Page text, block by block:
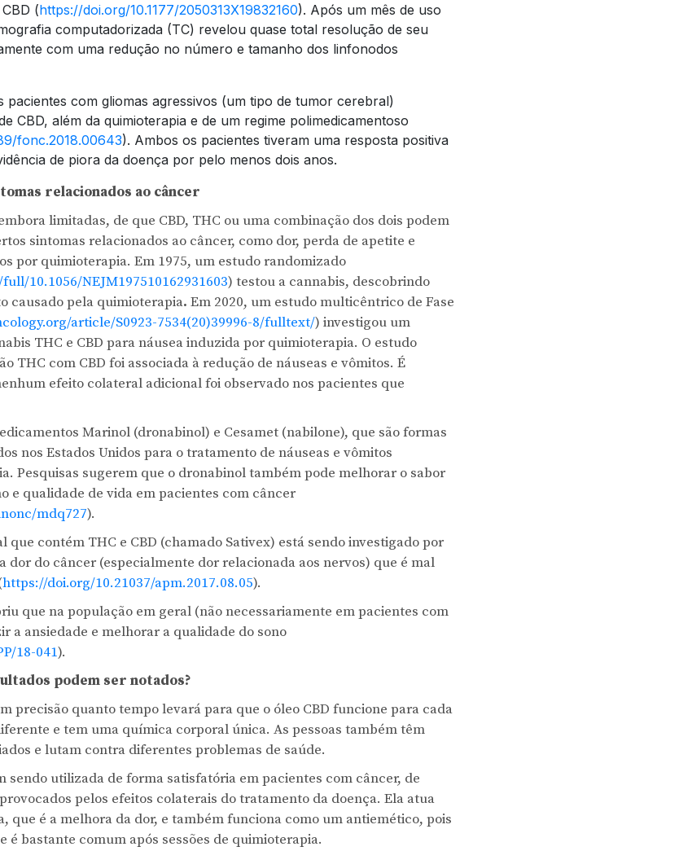
(https://doi.org/10.1177/2050313X19832160). Após um mês de uso
computadorizada (TC) revelou quase total resolução de seu
com uma redução no número e tamanho dos linfonodos
pacientes com gliomas agressivos (um tipo de tumor cerebral)
CBD, além da quimioterapia e de um regime polimedicamentoso
fonc.2018.00643). Ambos os pacientes tiveram uma resposta positiva
de piora da doença por pelo menos dois anos.
relacionados ao câncer
limitadas, de que CBD, THC ou uma combinação dos dois podem
sintomas relacionados ao câncer, como dor, perda de apetite e
por quimioterapia. Em 1975, um estudo randomizado
10.1056/NEJM197510162931603) testou a cannabis, descobrindo
causado pela quimioterapia. Em 2020, um estudo multicêntrico de Fase
article/S0923-7534(20)39996-8/fulltext/) investigou um
THC e CBD para náusea induzida por quimioterapia. O estudo
THC com CBD foi associada à redução de náuseas e vômitos. É
efeito colateral adicional foi observado nos pacientes que
Marinol (dronabinol) e Cesamet (nabilone), que são formas
nos Estados Unidos para o tratamento de náuseas e vômitos
Pesquisas sugerem que o dronabinol também pode melhorar o sabor
e qualidade de vida em pacientes com câncer
mdq727).
que contém THC e CBD (chamado Sativex) está sendo investigado por
dor do câncer (especialmente dor relacionada aos nervos) que é mal
https://doi.org/10.21037/apm.2017.08.05).
que na população em geral (não necessariamente em pacientes com
a ansiedade e melhorar a qualidade do sono
18-041).
podem ser notados?
precisão quanto tempo levará para que o óleo CBD funcione para cada
e tem uma química corporal única. As pessoas também têm
e lutam contra diferentes problemas de saúde.
sendo utilizada de forma satisfatória em pacientes com câncer, de
pelos efeitos colaterais do tratamento da doença. Ela atua
que é a melhora da dor, e também funciona como um antiemético, pois
é bastante comum após sessões de quimioterapia.